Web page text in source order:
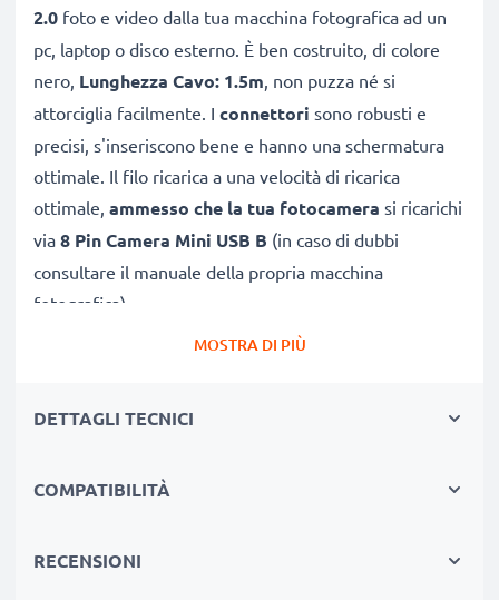
2.0 foto e video dalla tua macchina fotografica ad un
pc, laptop o disco esterno. È ben costruito, di colore
nero, Lunghezza Cavo: 1.5m, non puzza né si
attorciglia facilmente. I connettori sono robusti e
precisi, s'inseriscono bene e hanno una schermatura
ottimale. Il filo ricarica a una velocità di ricarica
ottimale, ammesso che la tua fotocamera si ricarichi
via 8 Pin Camera Mini USB B (in caso di dubbi
consultare il manuale della propria macchina
fotografica).
★per scaricare etrasferire foto
★ sincronizzare,aggiornare firmware
★Velocità di trasferimento (max): 480 MBit/s -
MOSTRA DI PIÙ
DETTAGLI TECNICI
COMPATIBILITÀ
RECENSIONI